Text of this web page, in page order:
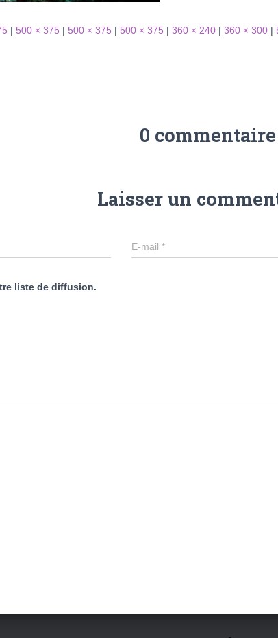
| 500 × 375 | 500 × 375 | 500 × 375 | 360 × 240 | 360 × 300 |
0 commentaire
Laisser un
E-mail*
liste de diffusion.